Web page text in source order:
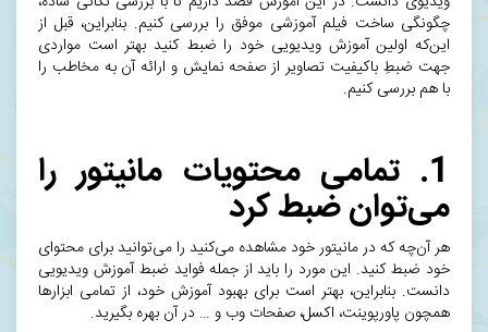
چگونگی ساخت فیلم آموزشی موفق را بررسی کنیم. بنابراین، قبل از
این‌که اولینآموزش ویدیویی خود را ضبط کنید بهتر است مواردی
جهت ضبطِ باکیفیت تصاویر از صفحه نمایش و ارائه آن به مخاطب را
با هم بررسی کنیم.
1. تمامی محتویات مانیتور را
می‌توان ضبط کرد
هر آن‌چه که در مانیتور خود مشاهده می‌کنید را می‌توانید برای محتوای
خود ضبط کنید. این مورد را باید از جمله فواید ضبط آموزش ویدیویی
دانست. بنابراین، بهتر است برای بهبود آموزش خود، از تمامی ابزارها
همچون پاورپوینت،‌ اکسل، صفحات وب و … در آن بهره بگیرید.